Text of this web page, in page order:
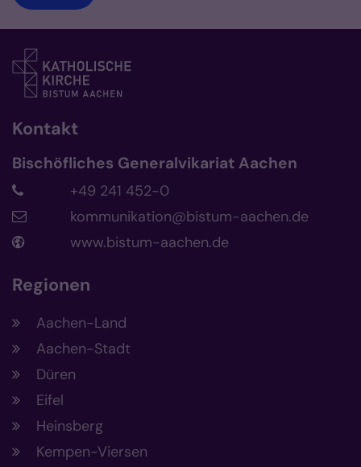
Kontakt
Bischöfliches Generalvikariat Aachen
+49 241 452-0
kommunikation@bistum-aachen.de
www.bistum-aachen.de
Regionen
Aachen-Land
Aachen-Stadt
Düren
Eifel
Heinsberg
Kempen-Viersen